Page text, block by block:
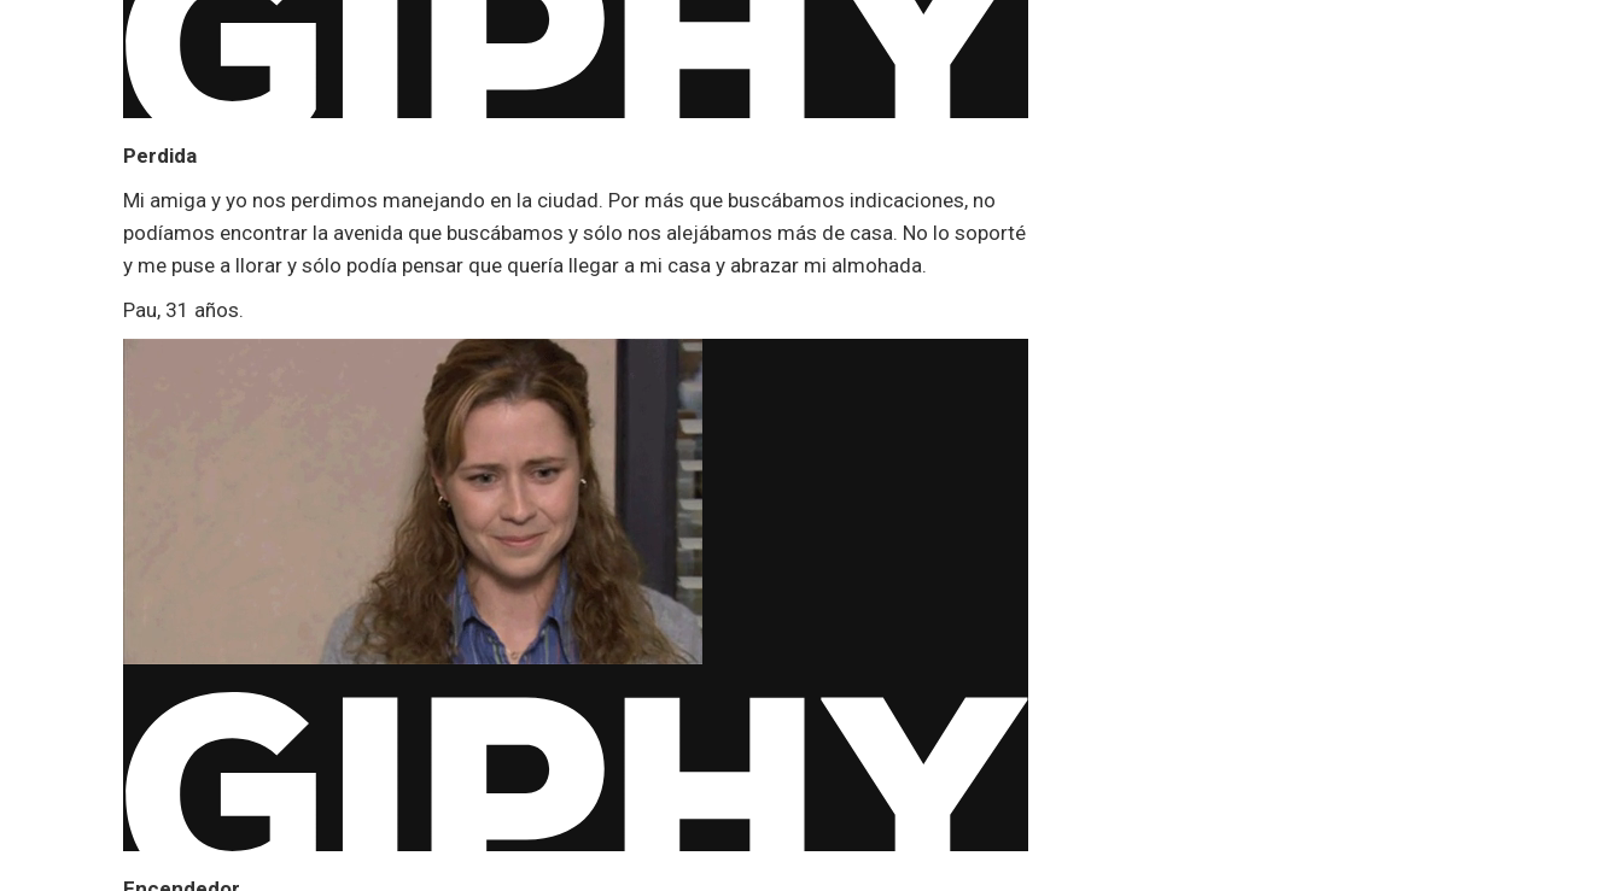
Perdida
Mi amiga y yo nos perdimos manejando en la ciudad. Por más que buscábamos indicaciones, no
podíamos encontrar la avenida que buscábamos y sólo nos alejábamos más de casa. No lo soporté
y me puse a llorar y sólo podía pensar que quería llegar a mi casa y abrazar mi almohada.
Pau, 31 años.